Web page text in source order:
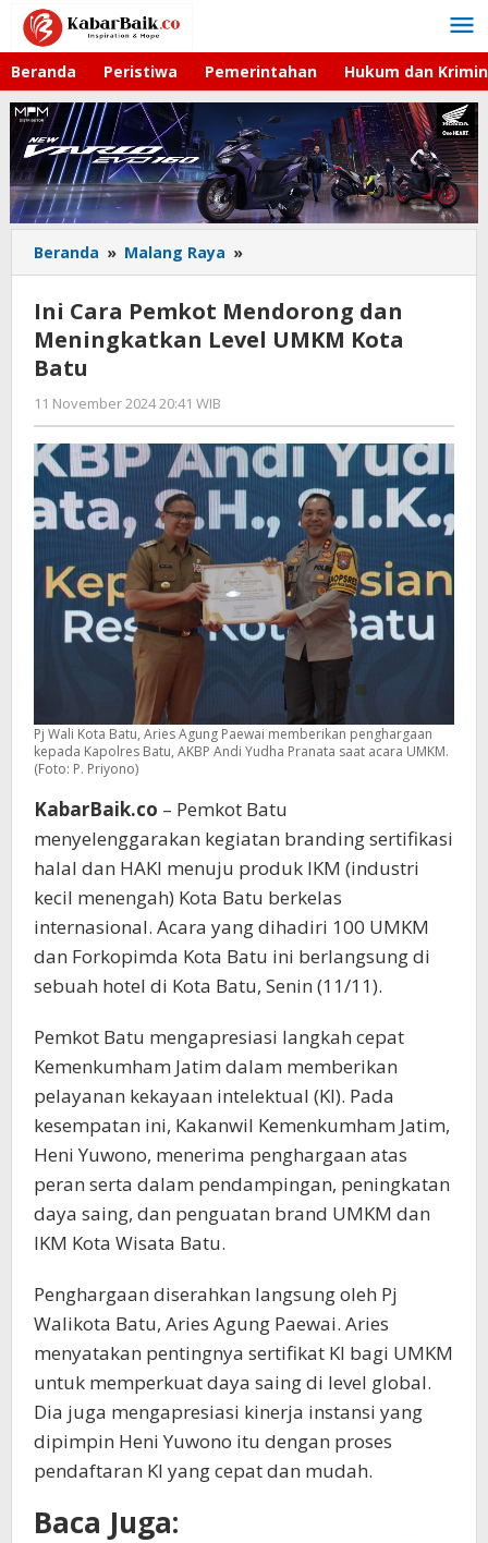
Lewati
konten
Beranda Peristiwa Pemerintahan Hukum dan
Beranda » Malang Raya »
Cara
Pemkot
Mendorong
dan
Batu
Ini Cara Pemkot Mendorong dan
Meningkatkan Level UMKM Kota
Batu
11 November 2024 20:41 WIB
Faisal
Pj Wali Kota Batu, Aries Agung Paewai memberikan penghargaan
kepada Kapolres Batu, AKBP Andi Yudha Pranata saat acara UMKM.
(Foto: P. Priyono)
KabarBaik.co – Pemkot Batu
menyelenggarakan kegiatan branding sertifikasi
halal dan HAKI menuju produk IKM (industri
kecil menengah) Kota Batu berkelas
internasional. Acara yang dihadiri 100 UMKM
dan Forkopimda Kota Batu ini berlangsung di
sebuah hotel di Kota Batu, Senin (11/11).
Pemkot Batu mengapresiasi langkah cepat
Kemenkumham Jatim dalam memberikan
pelayanan kekayaan intelektual (KI). Pada
kesempatan ini, Kakanwil Kemenkumham Jatim,
Heni Yuwono, menerima penghargaan atas
peran serta dalam pendampingan, peningkatan
daya saing, dan penguatan brand UMKM dan
IKM Kota Wisata Batu.
Penghargaan diserahkan langsung oleh Pj
Walikota Batu, Aries Agung Paewai. Aries
menyatakan pentingnya sertifikat KI bagi UMKM
untuk memperkuat daya saing di level global.
Dia juga mengapresiasi kinerja instansi yang
dipimpin Heni Yuwono itu dengan proses
pendaftaran KI yang cepat dan mudah.
Baca Juga: